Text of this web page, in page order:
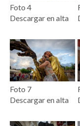
Foto 4
Descargar en alta
Foto 7
Descargar en alta